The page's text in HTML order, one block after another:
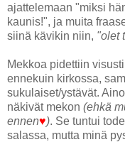
ajattelemaan "miksi
kaunis!", ja muita
siinä kävikin niin, "olet
Mekkoa pidettiin
ennekuin kirkossa,
sukulaiset/ystävät.
näkivät mekon (ehkä
ennen♥). Se tuntui
salassa, mutta minä